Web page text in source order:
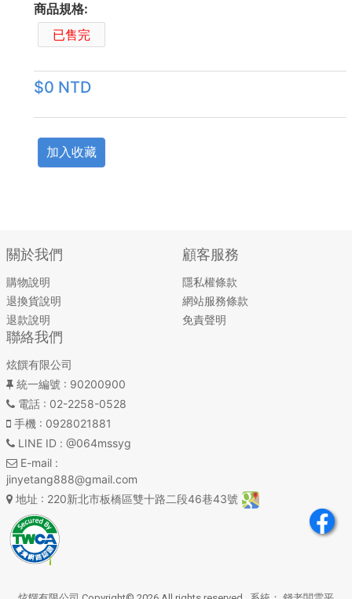
商品規格:
已售完
$0 NTD
加入收藏
關於我們
購物說明
退換貨說明
退款說明
顧客服務
隱私權條款
網站服務條款
免責聲明
聯絡我們
炫饌有限公司
統一編號 : 90200900
電話: 02-2258-0528
手機 : 0928021881
LINE ID : @064mssyg
E-mail:
jinyetang888@gmail.com
地址 : 220新北市板橋區雙十路二段46巷43號